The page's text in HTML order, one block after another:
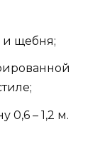
и щебня;
0,6 – 1,2 м.